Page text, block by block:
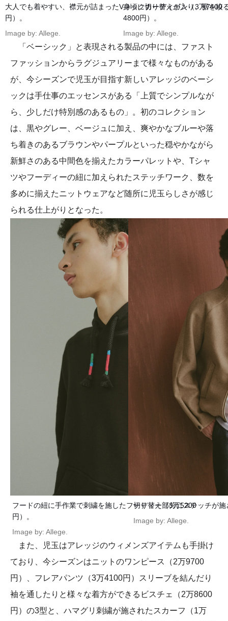
大人でも着やすい、襟元が詰まったVネックカーディガン（3万7400
円）。
Image by: Allege.
身頃に切り替えが入り、裾を絞
4800円）。
Image by: Allege.
「ベーシック」と表現される製品の中には、ファスト
ファッションからラグジュアリーまで様々なものがある
が、今シーズンで児玉が目指す新しいアレッジのベーシ
ックは手仕事のエッセンスがある「上質でシンプルなが
ら、少しだけ特別感のあるもの」。初のコレクション
は、黒やグレー、ベージュに加え、爽やかなブルーや落
ち着きのあるブラウンやパープルといった穏やかながら
新鮮さのある中間色を揃えたカラーパレットや、Tシャ
ツやフーディーの紐に加えられたステッチワーク、数を
多めに揃えたニットウェアなど随所に児玉らしさが感じ
られる仕上がりとなった。
フードの紐に手作業で刺繍を施したフーディー（3万5200
円）。
Image by: Allege.
切り替え部分にステッチが
Image by: Allege.
また、児玉はアレッジのウィメンズアイテムも手掛け
ており、今シーズンはニットのワンピース（2万9700
円）、フレアパンツ（3万4100円）スリーブを結んだり
袖を通したりと様々な着方ができるビスチェ（2万8600
円）の3型と、ハマグリ刺繍が施されたスカーフ（1万